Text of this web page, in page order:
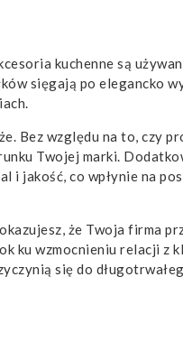
kuchenne są
sięgają po elegancko
Bez względu na to, czy
Twojej marki.
i jakość, co wpłynie na
że Twoja firma
ku wzmocnieniu relacji z
się do